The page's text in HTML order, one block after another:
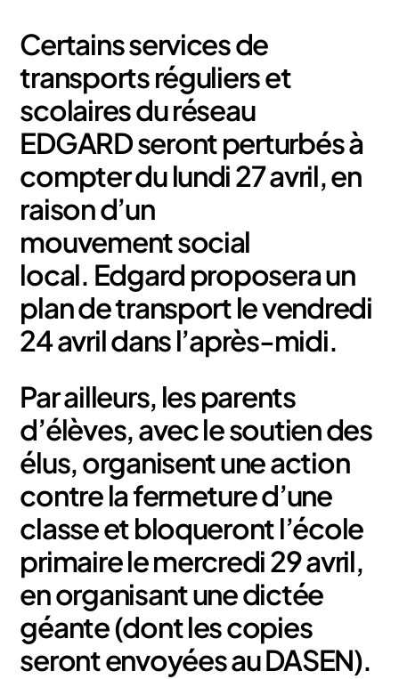
Certains services de
transports réguliers et
scolaires du réseau
EDGARD seront perturbés à
compter du lundi 27 avril, en
raison d’un
mouvement social
local. Edgard proposera un
plan de transport le vendredi
24 avril dans l’après-midi.
Par ailleurs, les parents
d’élèves, avec le soutien des
élus, organisent une action
contre la fermeture d’une
classe etbloquerontl’école
primaire le mercredi 29 avril,
en organisant une dictée
géante (dont les copies
seront envoyées au DASEN).